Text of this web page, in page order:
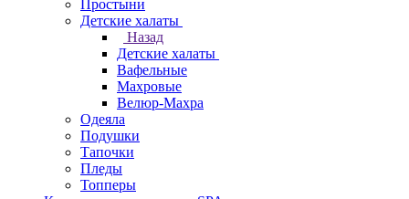
Простыни
Детские халаты
Назад
Детские халаты
Вафельные
Махровые
Велюр-Махра
Одеяла
Подушки
Тапочки
Пледы
Топперы